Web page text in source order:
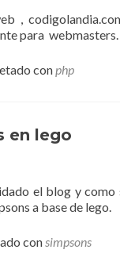
,
para
conphp
en lego
el blog y
a base de lego.
consimpsons